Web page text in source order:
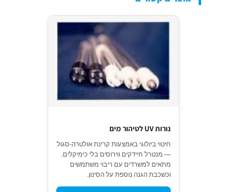
נורות UV לטיהור מים
חיטוי ביולוגי באמצעות קרינת אולטרה-סגול
— מנטרל חיידקים ווירוסים בלי כימיקלים.
מתאים למשרדים עם ריבוי משתמשים
וכשכבת הגנה נוספת על הסינון.